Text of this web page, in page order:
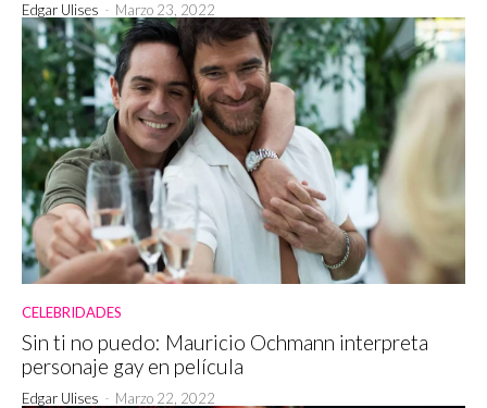
Edgar Ulises - Marzo 23, 2022
CELEBRIDADES
Sin ti no puedo: Mauricio Ochmann interpreta
personaje gay en película
Edgar Ulises - Marzo 22, 2022